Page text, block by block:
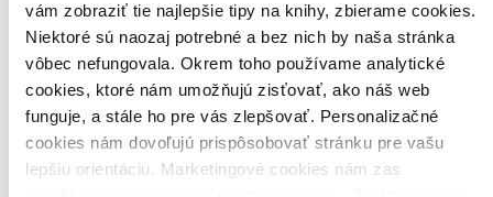
vám zobraziť tie najlepšie tipy na knihy, zbierame cookies.
Niektoré sú naozaj potrebné a bez nich by naša stránka
vôbec nefungovala. Okrem toho používame analytické
cookies, ktoré nám umožňujú zisťovať, ako náš web
funguje, a stále ho pre vás zlepšovať. Personalizačné
cookies nám dovoľujú prispôsobovať stránku pre vašu
lepšiu orientáciu. Marketingové cookies nám zas